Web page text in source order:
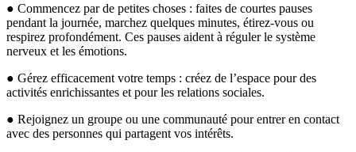
● Commencez par de petites choses : faites de courtes pauses
pendant la journée, marchez quelques minutes, étirez-vous ou
respirez profondément. Ces pauses aident à réguler le système
nerveux et les émotions.
● Gérez efficacement votre temps : créez de l’espace pour des
activités enrichissantes et pour les relations sociales.
● Rejoignez un groupe ou une communauté pour entrer en contact
avec des personnes qui partagent vos intérêts.